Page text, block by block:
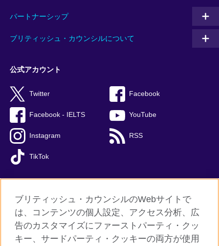
パートナーシップ
ブリティッシュ・カウンシルについて
公式アカウント
Twitter Facebook
Facebook - IELTS YouTube
Instagram RSS
TikTok
ご利用に際して
個人情報保護
ブリティッシュ・カウンシルのWebサイトで
は、コンテンツの個人設定、アクセス分析、広
告のカスタマイズにファーストパーティ・クッ
キー、サードパーティ・クッキーの両方が使用